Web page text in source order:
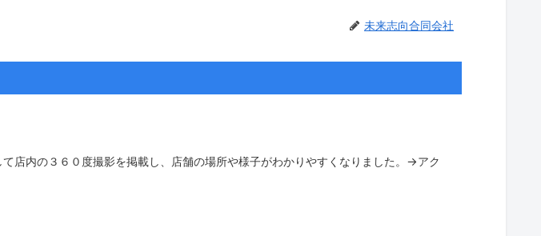
未来志向合同会社
店内の３６０度撮影を掲載し、店舗の場所や様子がわかりやすくなりました。→アク